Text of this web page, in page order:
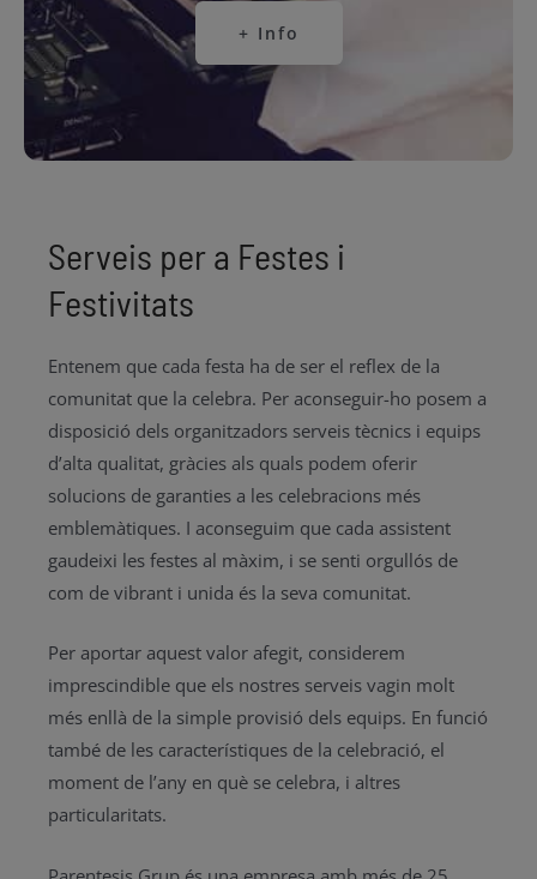
+ Info
Serveis per a Festes i
Festivitats
Entenem que cada festa ha de ser el reflex de la
comunitat que la celebra. Per aconseguir-ho posem a
disposició dels organitzadors serveis tècnics i equips
d’alta qualitat, gràcies als quals podem oferir
solucions de garanties a les celebracions més
emblemàtiques. I aconseguim que cada assistent
gaudeixi les festes al màxim, i se senti orgullós de
com de vibrant i unida és la seva comunitat.
Per aportar aquest valor afegit, considerem
imprescindible que els nostres serveis vagin molt
més enllà de la simple provisió dels equips. En funció
també de les característiques de la celebració, el
moment de l’any en què se celebra, i altres
particularitats.